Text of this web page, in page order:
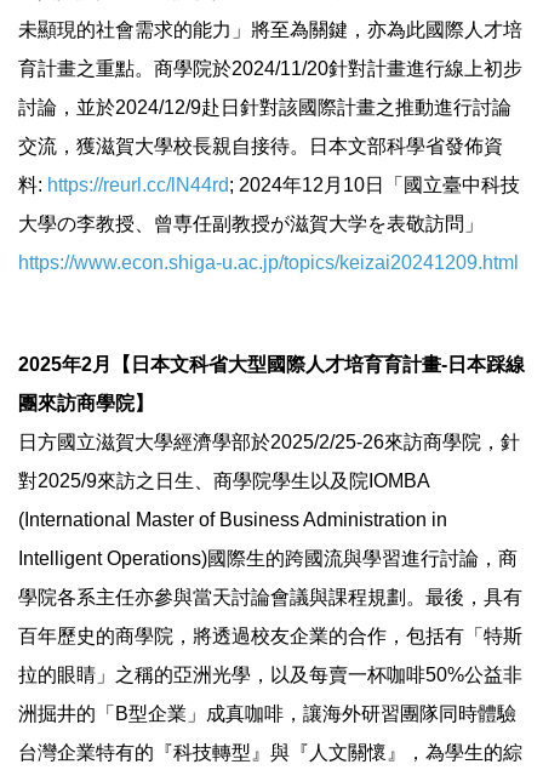
未顯現的社會需求的能力」將至為關鍵，亦為此國際人才培
育計畫之重點。商學院於2024/11/20針對計畫進行線上初步
討論，並於2024/12/9赴日針對該國際計畫之推動進行討論
交流，獲滋賀大學校長親自接待。日本文部科學省發佈資
料: https://reurl.cc/lN44rd; 2024年12月10日「國立臺中科技
大學の李教授、曾専任副教授が滋賀大学を表敬訪問」
https://www.econ.shiga-u.ac.jp/topics/keizai20241209.html
2025年2月【日本文科省大型國際人才培育育計畫-日本踩線
團來訪商學院】
日方國立滋賀大學經濟學部於2025/2/25-26來訪商學院，針
對2025/9來訪之日生、商學院學生以及院IOMBA
(International Master of Business Administration in
Intelligent Operations)國際生的跨國流與學習進行討論，商
學院各系主任亦參與當天討論會議與課程規劃。最後，具有
百年歷史的商學院，將透過校友企業的合作，包括有「特斯
拉的眼睛」之稱的亞洲光學，以及每賣一杯咖啡50%公益非
洲掘井的「B型企業」成真咖啡，讓海外研習團隊同時體驗
台灣企業特有的『科技轉型』與『人文關懷』，為學生的綜